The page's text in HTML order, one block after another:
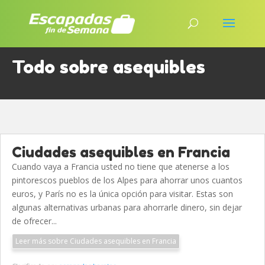
Todo sobre asequibles
Ciudades asequibles en Francia
Cuando vaya a Francia usted no tiene que atenerse a los
pintorescos pueblos de los Alpes para ahorrar unos cuantos
euros, y París no es la única opción para visitar. Estas son
algunas alternativas urbanas para ahorrarle dinero, sin dejar
de ofrecer...
Leer más sobre Ciudades asequibles en Francia